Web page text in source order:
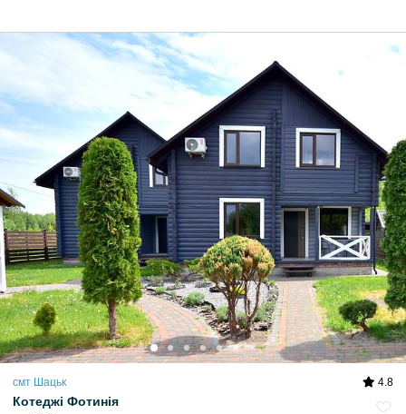
смт Шацьк 4.8
Котеджі Фотинія